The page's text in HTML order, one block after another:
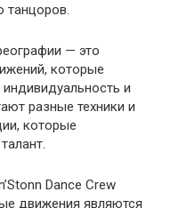
танцоров.
— это
которые
и
разные техники и
которые
Dance Crew
движения являются